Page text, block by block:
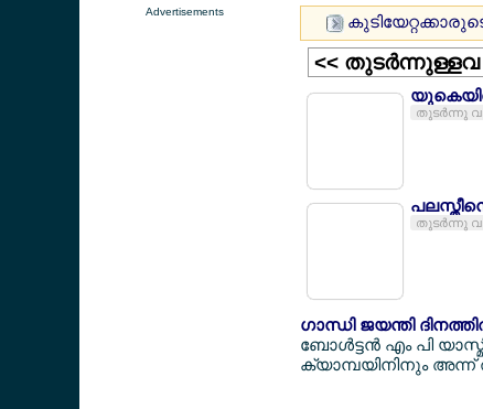
Advertisements
<< തുടര്‍ന്നുള്ളവ
തുടര്‍ന്നു
തുടര്‍ന്നു
ഗാന്ധി ജയന്തി
ബോള്‍ട്ടന്‍ എം പി
ക്യാമ്പയിനിനും അന്ന്